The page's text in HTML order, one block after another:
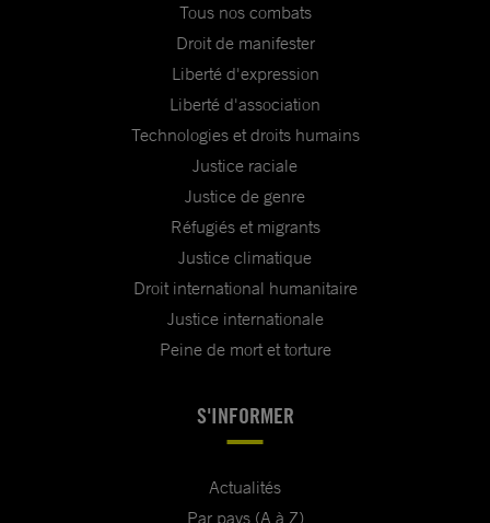
Tous nos combats
Droit de manifester
Liberté d'expression
Liberté d'association
Technologies et droits humains
Justice raciale
Justice de genre
Réfugiés et migrants
Justice climatique
Droit international humanitaire
Justice internationale
Peine de mort et torture
S'INFORMER
Actualités
Par pays (A à Z)